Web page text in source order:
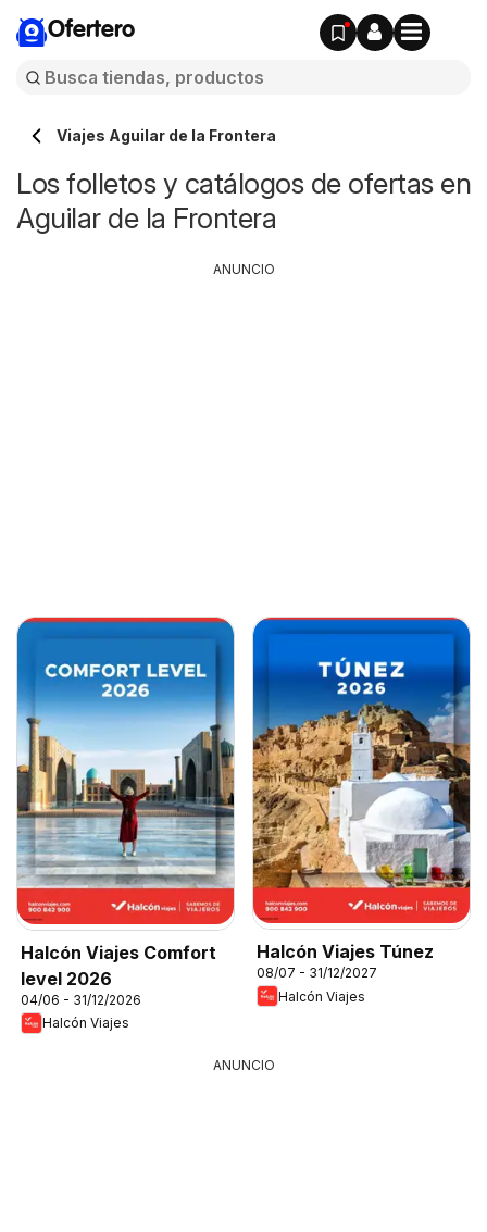
Ofertero
Viajes Aguilar de la Frontera
Los folletos y catálogos de ofertas en
Aguilar de la Frontera
Halcón Viajes Comfort
level 2026
04/06 - 31/12/2026
Halcón Viajes
Halcón Viajes Túnez
08/07 - 31/12/2027
Halcón Viajes
ANUNCIO
ANUNCIO